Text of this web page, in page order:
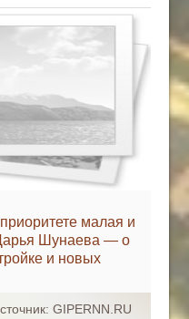
малая и
Шунаева — о
и новых
GIPERNN.RU